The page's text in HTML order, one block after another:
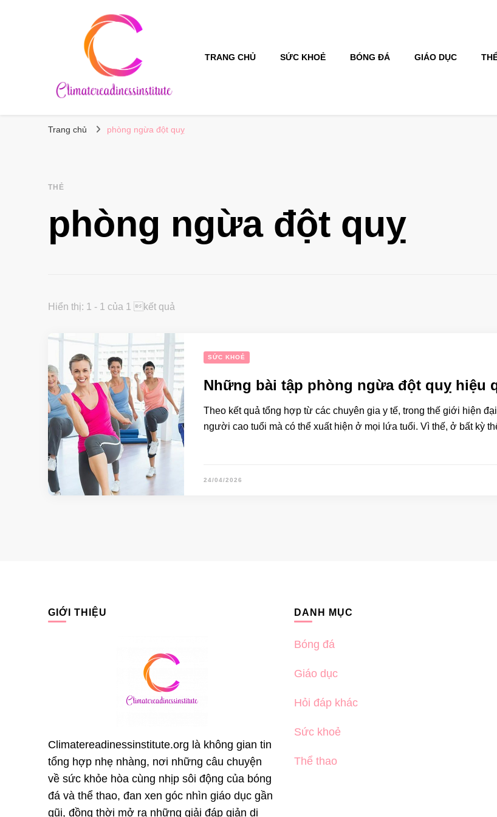
TRANG CHỦ SỨC KHOẺ BÓNG ĐÁ GIÁO DỤC
Trang chủ phòng ngừa đột quỵ
THẺ
phòng ngừa đột quỵ
Hiển thị: 1 - 1 của 1 kết quả
SỨC KHOẺ
Những bài tập phòng ngừa đột quỵ hiệu
Theo kết quả tổng hợp từ các chuyên gia y tế, trong thế giới hiện
người cao tuổi mà có thể xuất hiện ở mọi lứa tuổi. Vì thế, ở bất kỳ
24/04/2026
GIỚI THIỆU
Climatereadinessinstitute.org là không gian tin
tổng hợp nhẹ nhàng, nơi những câu chuyện
về sức khỏe hòa cùng nhịp sôi động của bóng
đá và thể thao, đan xen góc nhìn giáo dục gần
gũi, đồng thời mở ra những giải đáp giản dị
DANH MỤC
Bóng đá
Giáo dục
Hỏi đáp khác
Sức khoẻ
Thể thao